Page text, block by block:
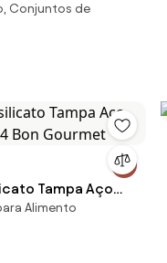
Conjuntos de
Tampa Aço
Bon Gourmet
Alimento